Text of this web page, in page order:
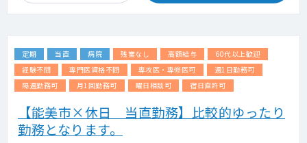
定期 当直 病院 残業なし 高額給与
60代以上歓迎
経験不問
専門医資格不問 専攻医・専修医可
週1日勤務可
隔週勤務可
月1回勤務可 曜日相談可 宿日直許可
【能美市×休日 当直勤務】比較的ゆったり
勤務となります。